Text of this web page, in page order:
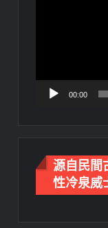
00:00
源自民間
性冷泉威